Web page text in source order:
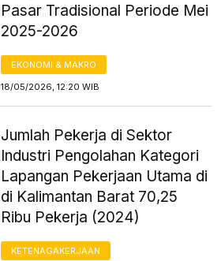
Pasar Tradisional Periode Mei
2025-2026
EKONOMI & MAKRO
18/05/2026, 12:20 WIB
Jumlah Pekerja di Sektor
Industri Pengolahan Kategori
Lapangan Pekerjaan Utama di
di Kalimantan Barat 70,25
Ribu Pekerja (2024)
KETENAGAKERJAAN